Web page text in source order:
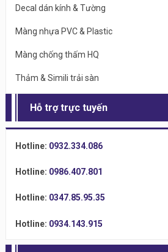
Decal dán kính & Tường
Màng nhựa PVC & Plastic
Màng chống thấm HQ
Thảm & Simili trải sàn
Hỗ trợ trực tuyến
Hotline: 0932.334.086
Hotline: 0986.407.801
Hotline: 0347.85.95.35
Hotline: 0934.143.915